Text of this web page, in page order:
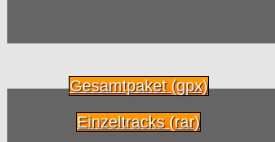
Gesamtpaket (gpx)
Einzeltracks (rar)